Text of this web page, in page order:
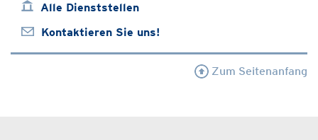
Alle Dienststellen
Kontaktieren Sie uns!
Zum Seitenanfang